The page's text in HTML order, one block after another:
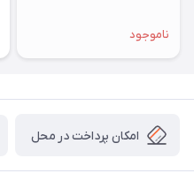
ناموجود
امکان پرداخت در محل